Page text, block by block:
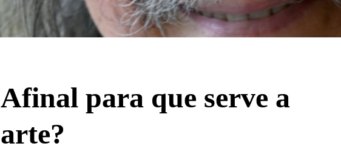
Afinal para que serve a
arte?